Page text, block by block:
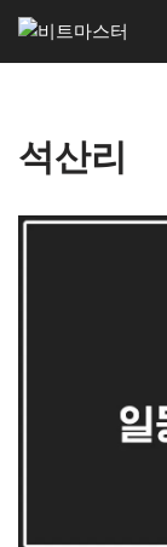
콘
로
석산리